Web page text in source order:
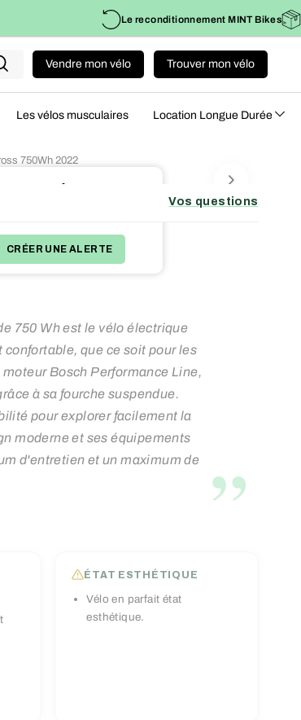
Le reconditionnement MINT Bikes
Vendre mon vélo Trouver mon vélo
Les vélos musculaires Location Longue Durée
750Wh 2022
Vos questions
750 Wh est le vélo électrique
que ce soit pour les
Bosch Performance Line,
à sa fourche suspendue.
pour explorer facilement la
moderne et ses équipements
d'entretien et un maximum de
”
ÉTAT ESTHÉTIQUE
Vélo en parfait état
esthétique.
succès !
correspondent à votre besoin.
CRÉER UNE ALERTE